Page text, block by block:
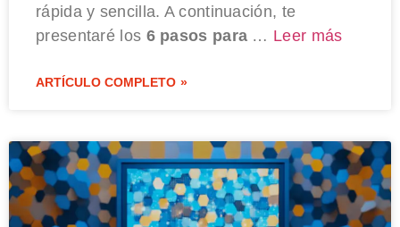
rápida y sencilla. A continuación, te
presentaré los 6 pasos para … Leer más
ARTÍCULO COMPLETO »